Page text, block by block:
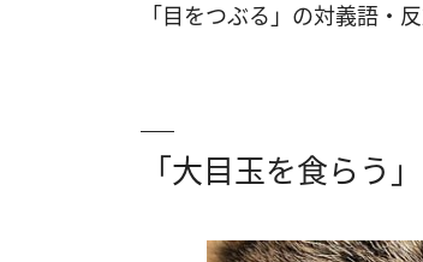
「目をつぶる」の対義語・
「大目玉を食らう」